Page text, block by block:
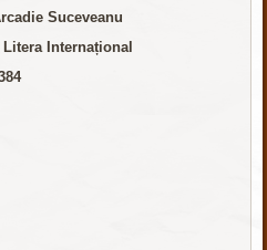
Suceveanu
Internațional